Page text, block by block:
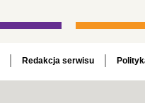
Redakcja serwisu